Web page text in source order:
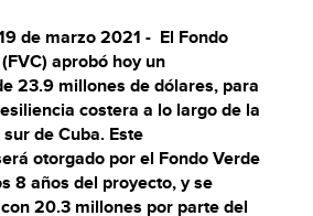
de marzo 2021 - El Fondo
aprobó hoy un
23.9 millones de dólares, para
costera a lo largo de la
de Cuba. Este
otorgado por el Fondo Verde
8 años del proyecto, y se
20.3 millones por parte del